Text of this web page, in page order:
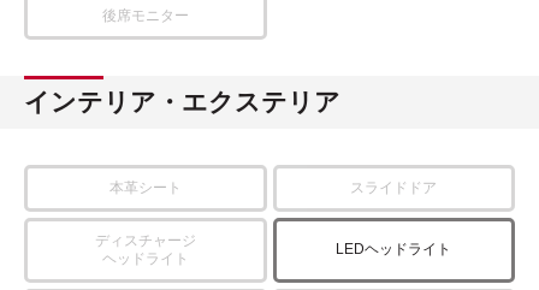
後席モニター
インテリア・エクステリア
本革シート スライドドア
ディスチャージ
ヘッドライト
LEDヘッドライト